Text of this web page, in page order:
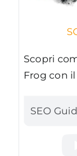
Scopri
Frog con
SEO